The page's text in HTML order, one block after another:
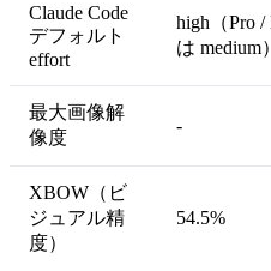
Claude Code
デフォルト
effort
high（Pro /
は medium）
最大画像解
像度
-
XBOW（ビ
ジュアル精
度）
54.5%